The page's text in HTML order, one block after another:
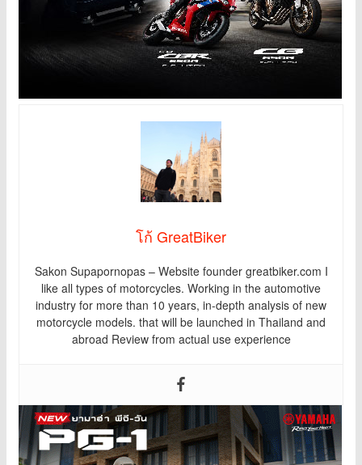
โก้ GreatBiker
Sakon Supapornopas – Website founder greatbiker.com I
like all types of motorcycles. Working in the automotive
industry for more than 10 years, in-depth analysis of new
motorcycle models. that will be launched in Thailand and
abroad Review from actual use experience